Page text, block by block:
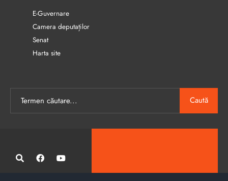
E-Guvernare
Camera deputaților
Senat
Harta site
Caută